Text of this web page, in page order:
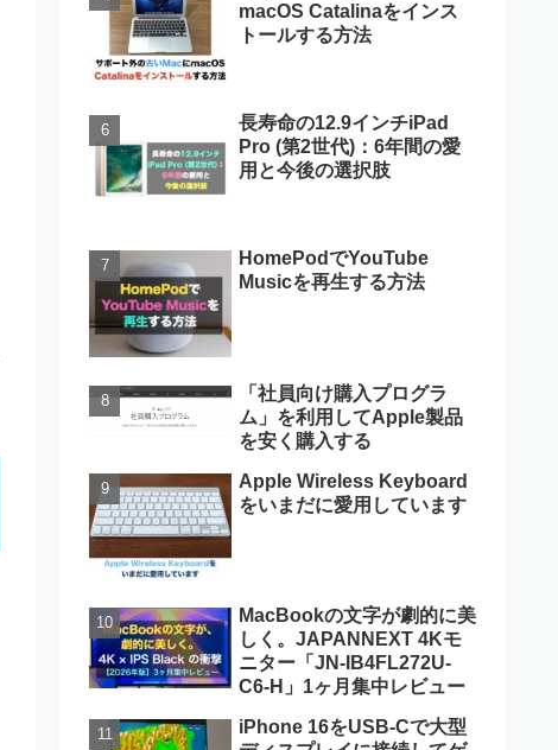
macOS Catalinaをインス
トールする方法
長寿命の12.9インチiPad
Pro (第2世代)：6年間の愛
用と今後の選択肢
HomePodでYouTube
Musicを再生する方法
「社員向け購入プログラ
ム」を利用してApple製品
を安く購入する
Apple Wireless Keyboard
をいまだに愛用しています
MacBookの文字が劇的に美
しく。JAPANNEXT 4Kモ
ニター「JN-IB4FL272U-
C6-H」1ヶ月集中レビュー
iPhone 16をUSB-Cで大型